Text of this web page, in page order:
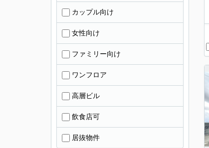
カップル向け
女性向け
ファミリー向け
ワンフロア
高層ビル
飲食店可
居抜物件